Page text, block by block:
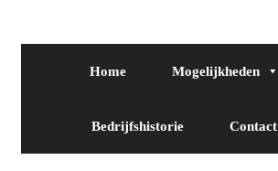
Home Mogelijkheden
Bedrijfshistorie Contact